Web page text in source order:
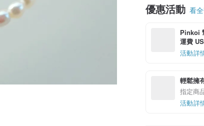
優惠活動 看
Pinkoi
運費
活動詳
輕鬆擁
指定商
活動詳